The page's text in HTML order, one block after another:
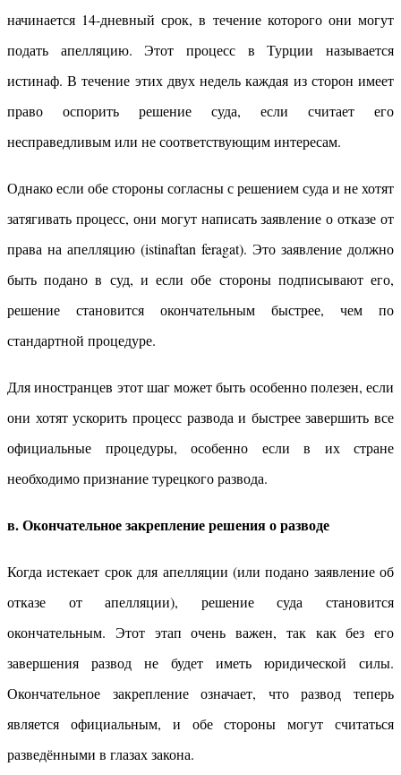
начинается 14-дневный срок, в течение которого они могут
подать апелляцию. Этот процесс в Турции называется
истинаф. В течение этих двух недель каждая из сторон имеет
право оспорить решение суда, если считает его
несправедливым или не соответствующим интересам.
Однако если обе стороны согласны с решением суда и не хотят
затягивать процесс, они могут написать заявление о отказе от
права на апелляцию (istinaftan feragat). Это заявление должно
быть подано в суд, и если обе стороны подписывают его,
решение становится окончательным быстрее, чем по
стандартной процедуре.
Для иностранцев этот шаг может быть особенно полезен, если
они хотят ускорить процесс развода и быстрее завершить все
официальные процедуры, особенно если в их стране
необходимо признание турецкого развода.
в. Окончательное закрепление решения о разводе
Когда истекает срок для апелляции (или подано заявление об
отказе от апелляции), решение суда становится
окончательным. Этот этап очень важен, так как без его
завершения развод не будет иметь юридической силы.
Окончательное закрепление означает, что развод теперь
является официальным, и обе стороны могут считаться
разведёнными в глазах закона.